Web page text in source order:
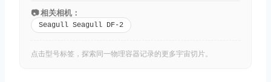
📷 相关相机：
Seagull Seagull DF-2
点击型号标签，探索同一物理容器记录的更多宇宙切片。